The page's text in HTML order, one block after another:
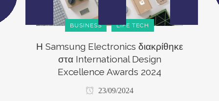
BUSINESS LIFE TECH
Η Samsung Electronics διακρίθηκε
στα International Design
Excellence Awards 2024
23/09/2024